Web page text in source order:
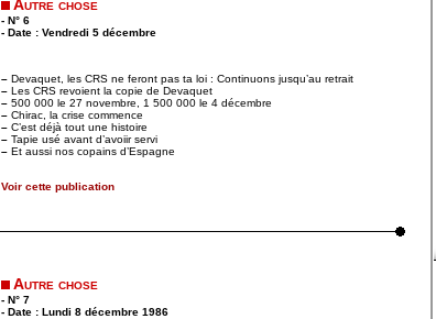
Autre chose
- N° 6
- Date : Vendredi 5 décembre
– Devaquet, les CRS ne feront pas ta loi : Continuons jusqu’au retrait
– Les CRS revoient la copie de Devaquet
– 500 000 le 27 novembre, 1 500 000 le 4 décembre
– Chirac, la crise commence
– C’est déjà tout une histoire
– Tapie usé avant d’avoiir servi
– Et aussi nos copains d’Espagne
Voir cette publication
Autre chose
- N° 7
- Date : Lundi 8 décembre 1986